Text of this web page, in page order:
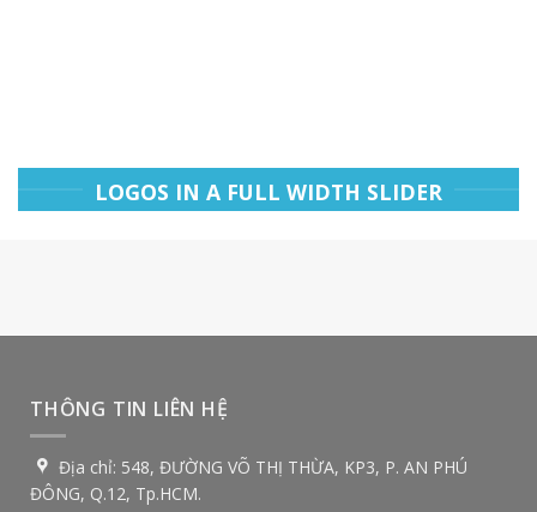
LOGOS IN A FULL WIDTH SLIDER
THÔNG TIN LIÊN HỆ
Địa chỉ: 548, ĐƯỜNG VÕ THỊ THỪA, KP3, P. AN PHÚ
ĐÔNG, Q.12, Tp.HCM.